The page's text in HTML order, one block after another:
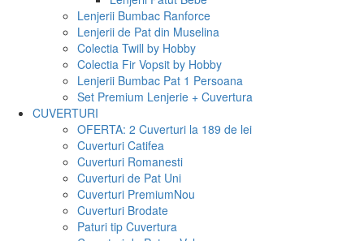
Lenjerii Bumbac Ranforce
Lenjerii de Pat din Muselina
Colectia Twill by Hobby
Colectia Fir Vopsit by Hobby
Lenjerii Bumbac Pat 1 Persoana
Set Premium Lenjerie + Cuvertura
CUVERTURI
OFERTA: 2 Cuverturi la 189 de lei
Cuverturi Catifea
Cuverturi Romanesti
Cuverturi de Pat Uni
Cuverturi PremiumNou
Cuverturi Brodate
Paturi tip Cuvertura